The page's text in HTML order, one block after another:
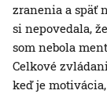
zranenia a späť
si nepovedala,
som nebola
Celkové
keď je